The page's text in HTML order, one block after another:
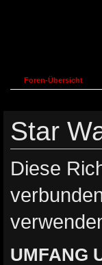
Foren-Übersicht
Star
Diese
UMFANG